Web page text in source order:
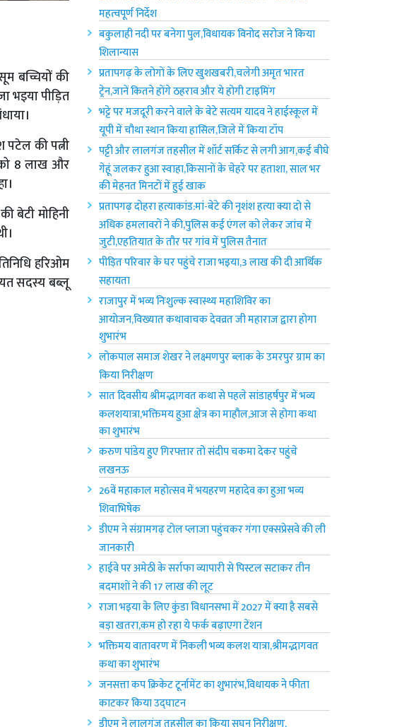
बच्चियों की
भ‌इया पीड़ित
पटेल की पत्नी
8 लाख और
बेटी मोहिनी
हरिओम
सदस्य बब्लू
महत्वपूर्ण निर्देश
बकुलाही नदी पर बनेगा पुल,विधायक विनोद सरोज ने किया
शिलान्यास
प्रतापगढ़ के लोगों के लिए खुशखबरी,चलेगी अमृत भारत
ट्रेन,जानें कितने होंगे ठहराव और ये होगी टाइमिंग
भट्टे पर मजदूरी करने वाले के बेटे सत्यम यादव ने हाईस्कूल में
यूपी में चौथा स्थान किया हासिल,जिले में किया टॉप
पट्टी और लालगंज तहसील में शॉर्ट सर्किट से लगी आग,कई बीघे
गेहूं जलकर हुआ स्वाहा,किसानों के चेहरे पर हताशा, साल भर
की मेहनत मिनटों में हुई खाक
प्रतापगढ़ दोहरा हत्याकांड:मां-बेटे की नृशंश हत्या क्या दो से
अधिक हमलावरों ने की,पुलिस कई एंगल को लेकर जांच में
जुटी,एहतियात के तौर पर गांव में पुलिस तैनात
पीड़ित परिवार के घर पहुंचे राजा भ‌इया,3 लाख की दी आर्थिक
सहायता
राजापुर में भव्य निःशुल्क स्वास्थ्य महाशिविर का
आयोजन,विख्यात कथावाचक देवव्रत जी महाराज द्वारा होगा
शुभारंभ
लोकपाल समाज शेखर ने लक्ष्मणपुर ब्लाक के उमरपुर ग्राम का
किया निरीक्षण
सात दिवसीय श्रीमद्भागवत कथा से पहले सांडाहर्षपुर में भव्य
कलशयात्रा,भक्तिमय हुआ क्षेत्र का माहौल,आज से होगा कथा
का शुभारंभ
करुण पांडेय हुए गिरफ्तार तो संदीप चकमा देकर पहुंचे
लखनऊ
26वें महाकाल महोत्सव में भयहरण महादेव का हुआ भव्य
शिवाभिषेक
डीएम ने संग्रामगढ़ टोल प्लाजा पहुंचकर गंगा एक्सप्रेसवे की ली
जानकारी
हाईवे पर अमेठी के सर्राफा व्यापारी से पिस्टल सटाकर तीन
बदमाशों ने की 17 लाख की लूट
राजा भ‌इया के लिए कुंडा विधानसभा में 2027 में क्या है सबसे
बड़ा खतरा,कम हो रहा ये फर्क बढ़ाएगा टेंशन
भक्तिमय वातावरण में निकली भव्य कलश यात्रा,श्रीमद्भागवत
कथा का शुभारंभ
जनसत्ता कप क्रिकेट टूर्नामेंट का शुभारंभ,विधायक ने फीता
काटकर किया उद्घाटन